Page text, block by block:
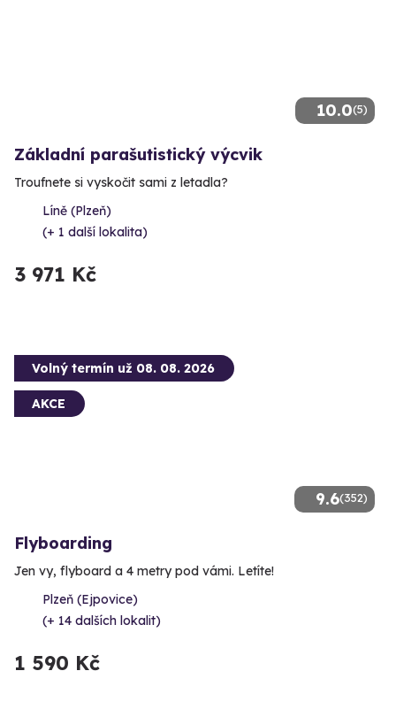
10.0(5)
Základní parašutistický výcvik
Troufnete si vyskočit sami z letadla?
Líně (Plzeň)
(+ 1 další lokalita)
3 971 Kč
9.6(352)
Volný termín už 08. 08. 2026
AKCE
Flyboarding
Jen vy, flyboard a 4 metry pod vámi. Letíte!
Plzeň (Ejpovice)
(+ 14 dalších lokalit)
1 590 Kč